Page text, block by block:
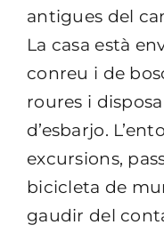
antigues del
La casa està
conreu i de
roures i
d’esbarjo.
excursions,
bicicleta de
gaudir del